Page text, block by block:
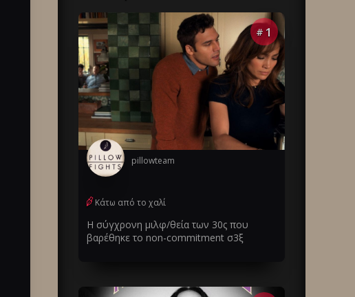
# 1
pillowteam
Κάτω από το χαλί
Η σύγχρονη μιλφ/θεία των 30ς που
βαρέθηκε το non-commitment σ3ξ